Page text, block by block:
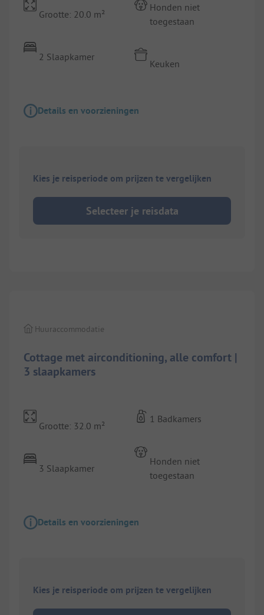
Grootte: 20.0 m²
2 Slaapkamer
Honden niet
toegestaan
Keuken
Details en voorzieningen
Kies je reisperiode om prijzen te vergelijken
Selecteer je reisdata
Cottage met airconditioning, alle comfort |
3 slaapkamers
Huuraccommodatie
Grootte: 32.0 m²
3 Slaapkamer
1 Badkamers
Honden niet
toegestaan
Details en voorzieningen
Kies je reisperiode om prijzen te vergelijken